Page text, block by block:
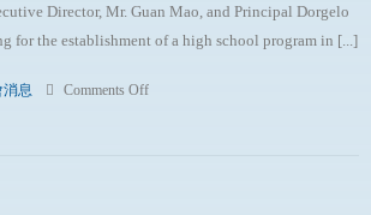
Director, Mr. Guan Mao, and Principal Dorgelo
for the establishment of a high school program in [...]
消息 Comments Off